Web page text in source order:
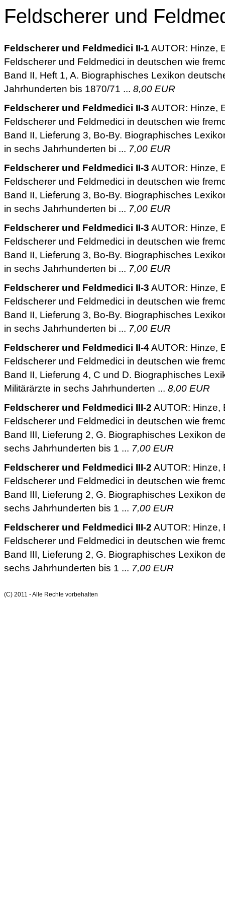
Feldscherer und
Feldscherer und Feldmedici II-1 AUTOR: Hinze,
Feldscherer und Feldmedici in deutschen wie
Band II, Heft 1, A. Biographisches Lexikon
Jahrhunderten bis 1870/71 ... 8,00 EUR
Feldscherer und Feldmedici II-3 AUTOR: Hinze,
Feldscherer und Feldmedici in deutschen wie
Band II, Lieferung 3, Bo-By. Biographisches
in sechs Jahrhunderten bi ... 7,00 EUR
Feldscherer und Feldmedici II-3 AUTOR: Hinze,
Feldscherer und Feldmedici in deutschen wie
Band II, Lieferung 3, Bo-By. Biographisches
in sechs Jahrhunderten bi ... 7,00 EUR
Feldscherer und Feldmedici II-3 AUTOR: Hinze,
Feldscherer und Feldmedici in deutschen wie
Band II, Lieferung 3, Bo-By. Biographisches
in sechs Jahrhunderten bi ... 7,00 EUR
Feldscherer und Feldmedici II-3 AUTOR: Hinze,
Feldscherer und Feldmedici in deutschen wie
Band II, Lieferung 3, Bo-By. Biographisches
in sechs Jahrhunderten bi ... 7,00 EUR
Feldscherer und Feldmedici II-4AUTOR: Hinze,
Feldscherer und Feldmedici in deutschen wie
Band II, Lieferung 4, C und D. Biographisches
Militärärzte in sechs Jahrhunderten ... 8,00 EUR
Feldscherer und Feldmedici III-2 AUTOR: Hinze,
Feldscherer und Feldmedici in deutschen wie
Band III, Lieferung 2, G. Biographisches Lexikon
sechs Jahrhunderten bis 1 ... 7,00 EUR
Feldscherer und Feldmedici III-2 AUTOR: Hinze,
Feldscherer und Feldmedici in deutschen wie
Band III, Lieferung 2, G. Biographisches Lexikon
sechs Jahrhunderten bis 1 ... 7,00 EUR
Feldscherer und Feldmedici III-2 AUTOR: Hinze,
Feldscherer und Feldmedici in deutschen wie
Band III, Lieferung 2, G. Biographisches Lexikon
sechs Jahrhunderten bis 1 ... 7,00 EUR
(C) 2011 - Alle Rechte vorbehalten